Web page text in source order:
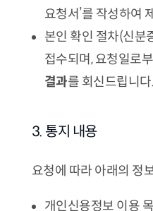
요청서’를 작성하여
본인 확인 절차(신분
접수되며, 요청일로
결과를 회신드립니다.
3. 통지 내용
요청에 따라 아래의 정
개인신용정보 이용